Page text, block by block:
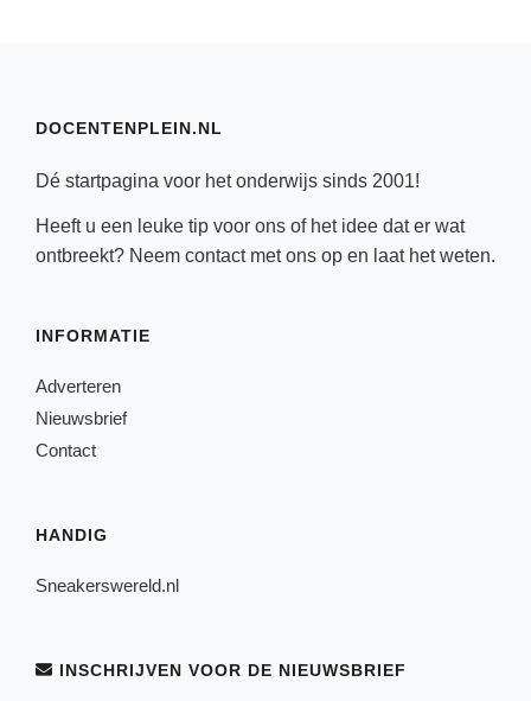
DOCENTENPLEIN.NL
Dé startpagina voor het onderwijs sinds 2001!
Heeft u een leuke tip voor ons of het idee dat er wat
ontbreekt? Neem contactmet ons op en laat het weten.
INFORMATIE
Adverteren
Nieuwsbrief
Contact
HANDIG
Sneakerswereld.nl
INSCHRIJVEN VOOR DE NIEUWSBRIEF